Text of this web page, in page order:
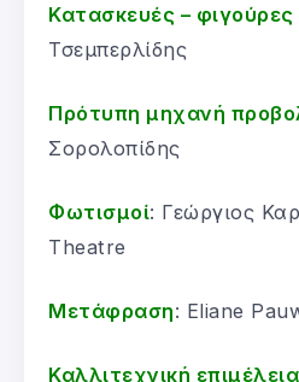
Κατασκευές – φιγούρες
Τσεμπερλίδης
Πρότυπη μηχανή
Σορολοπίδης
Φωτισμοί: Γεώργιος
Theatre
Μετάφραση: Eliane
Καλλιτεχνική